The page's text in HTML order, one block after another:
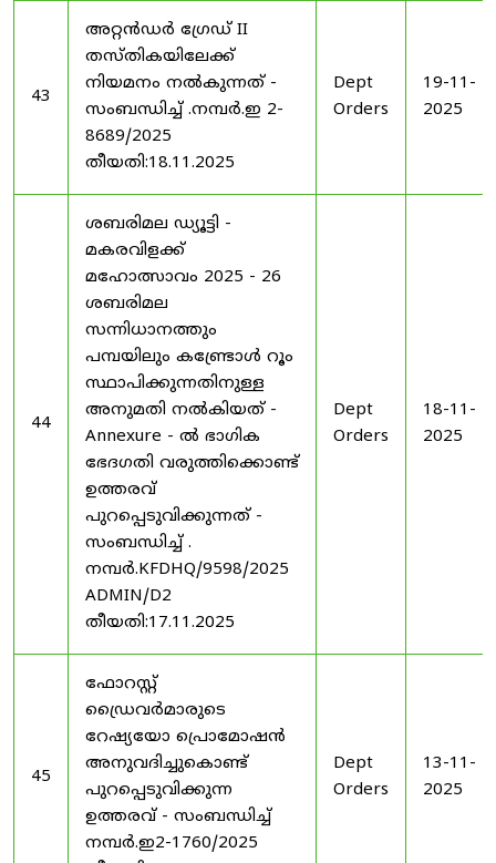
43
അറ്റൻഡർ ഗ്രേഡ് II
തസ്തികയിലേക്ക്
നിയമനം നൽകുന്നത് -
സംബന്ധിച്ച് .നമ്പർ.ഇ 2-
8689/2025
തീയതി:18.11.2025
Dept
Orders
19-11-
2025
44
ശബരിമല ഡ്യൂട്ടി -
മകരവിളക്ക്
മഹോത്സാവം 2025 - 26
ശബരിമല
സന്നിധാനത്തും
പമ്പയിലും കണ്ട്രോൾ റൂം
സ്ഥാപിക്കുന്നതിനുള്ള
അനുമതി നൽകിയത് -
Annexure - ൽ ഭാഗിക
ഭേദഗതി വരുത്തിക്കൊണ്ട്
ഉത്തരവ്
പുറപ്പെടുവിക്കുന്നത് -
സംബന്ധിച്ച് .
നമ്പർ.KFDHQ/9598/2025
ADMIN/D2
തീയതി:17.11.2025
Dept
Orders
18-11-
2025
45
ഫോറസ്റ്റ്
ഡ്രൈവർമാരുടെ
റേഷ്യയോ പ്രൊമോഷൻ
അനുവദിച്ചുകൊണ്ട്
പുറപ്പെടുവിക്കുന്ന
ഉത്തരവ് - സംബന്ധിച്ച്
നമ്പർ.ഇ2-1760/2025
Dept
Orders
13-11-
2025